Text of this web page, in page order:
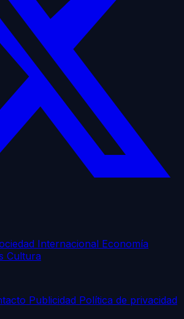
Internacional Economía
Cultura
Publicidad Política de privacidad